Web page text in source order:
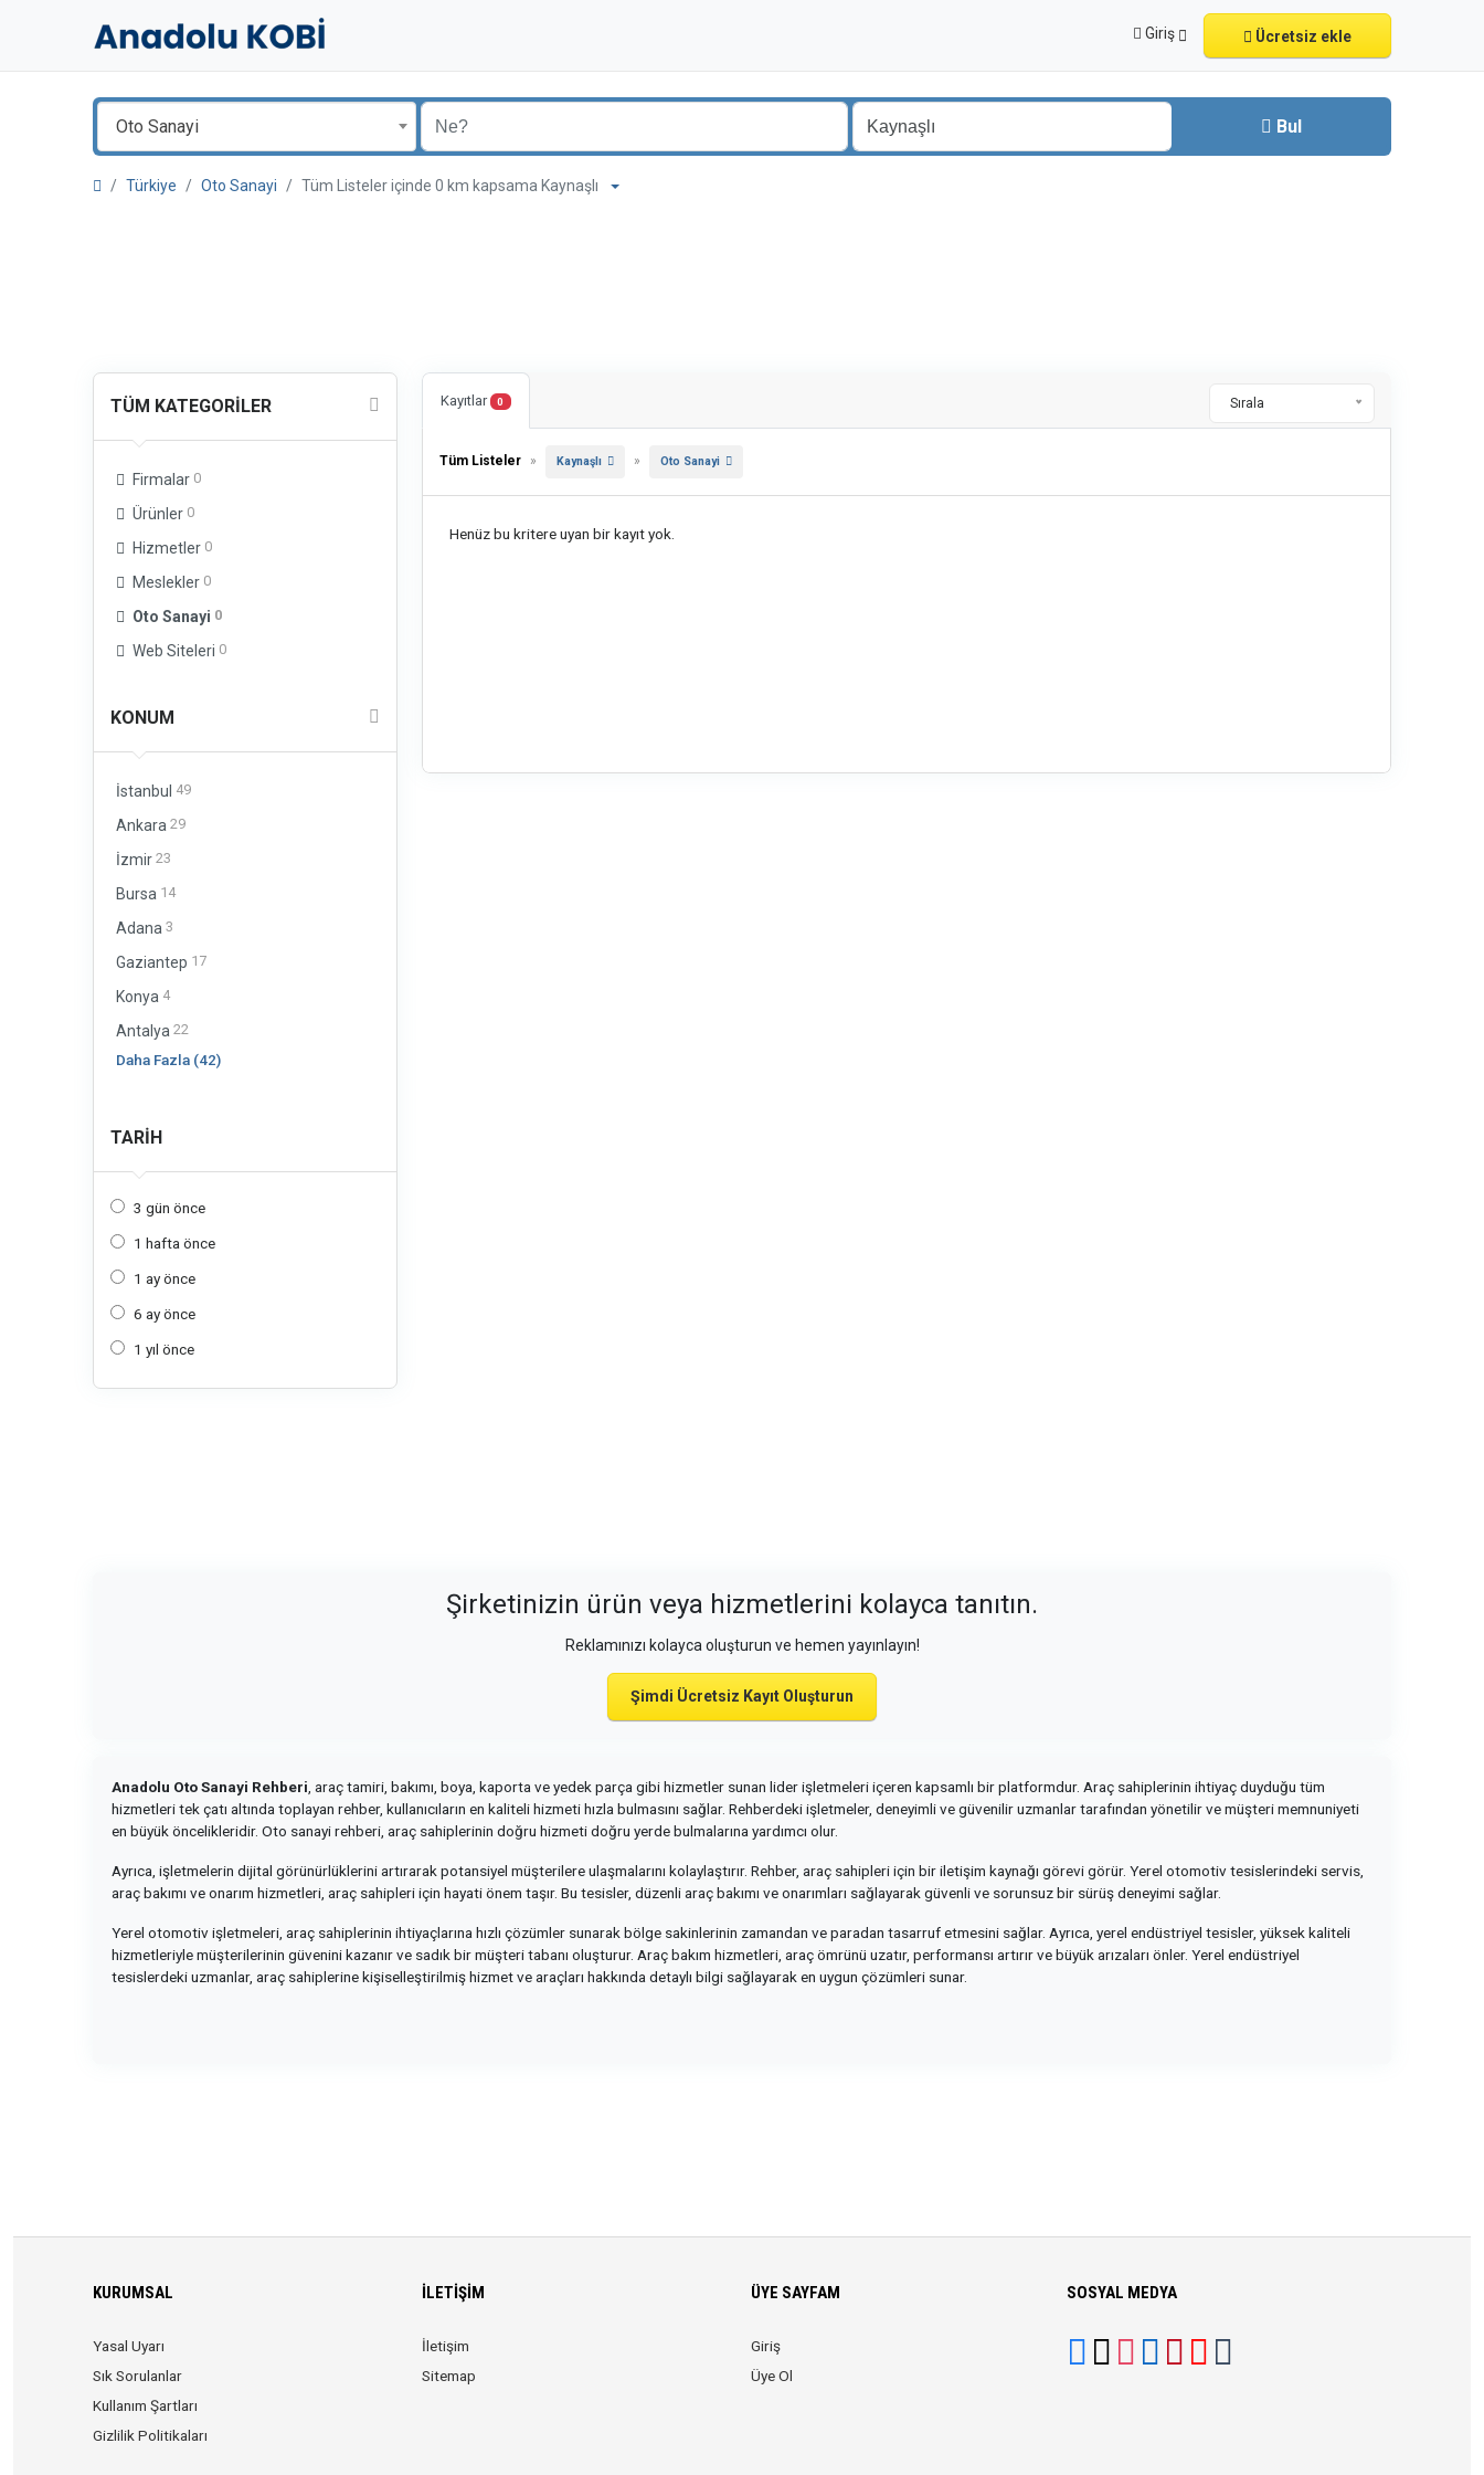
Giriş Ücretsiz ekle
Oto Sanayi Bul
Türkiye Oto Sanayi Tüm Listeler içinde 0 km kapsama Kaynaşlı
TÜM KATEGORILER
Firmalar 0
Ürünler 0
Hizmetler 0
Meslekler 0
Oto Sanayi 0
Web Siteleri 0
KONUM
İstanbul 49
Ankara 29
İzmir 23
Bursa 14
Adana 3
Gaziantep 17
Konya 4
Antalya 22
Daha Fazla (42)
TARIH
3 gün önce
1 hafta önce
1 ay önce
6 ay önce
1 yıl önce
Kayıtlar 0 Sırala
Tüm Listeler » Kaynaşlı » Oto Sanayi
Henüz bu kritere uyan bir kayıt yok.
Şirketinizin ürün veya hizmetlerini kolayca tanıtın.
Reklamınızı kolayca oluşturun ve hemen yayınlayın!
Şimdi Ücretsiz Kayıt Oluşturun
Anadolu Oto Sanayi Rehberi , araç tamiri, bakımı, boya, kaporta ve yedek parça gibi hizmetler sunan lider işletmeleri içeren kapsamlı bir platformdur. Araç sahiplerinin ihtiyaç duyduğu tüm
hizmetleri tek çatı altında toplayan rehber, kullanıcıların en kaliteli hizmeti hızla bulmasını sağlar. Rehberdeki işletmeler, deneyimli ve güvenilir uzmanlar tarafından yönetilir ve müşteri memnuniyeti
en büyük öncelikleridir. Oto sanayi rehberi, araç sahiplerinin doğru hizmeti doğru yerde bulmalarına yardımcı olur.
Ayrıca, işletmelerin dijital görünürlüklerini artırarak potansiyel müşterilere ulaşmalarını kolaylaştırır. Rehber, araç sahipleri için bir iletişim kaynağı görevi görür. Yerel otomotiv tesislerindeki servis,
araç bakımı ve onarım hizmetleri, araç sahipleri için hayati önem taşır. Bu tesisler, düzenli araç bakımı ve onarımları sağlayarak güvenli ve sorunsuz bir sürüş deneyimi sağlar.
Yerel otomotiv işletmeleri, araç sahiplerinin ihtiyaçlarına hızlı çözümler sunarak bölge sakinlerinin zamandan ve paradan tasarruf etmesini sağlar. Ayrıca, yerel endüstriyel tesisler, yüksek kaliteli
hizmetleriyle müşterilerinin güvenini kazanır ve sadık bir müşteri tabanı oluşturur. Araç bakım hizmetleri, araç ömrünü uzatır, performansı artırır ve büyük arızaları önler. Yerel endüstriyel
tesislerdeki uzmanlar, araç sahiplerine kişiselleştirilmiş hizmet ve araçları hakkında detaylı bilgi sağlayarak en uygun çözümleri sunar.
KURUMSAL
Yasal Uyarı
Sık Sorulanlar
Kullanım Şartları
Gizlilik Politikaları
İLETIŞIM
İletişim
Sitemap
ÜYE SAYFAM
Giriş
Üye Ol
SOSYAL MEDYA